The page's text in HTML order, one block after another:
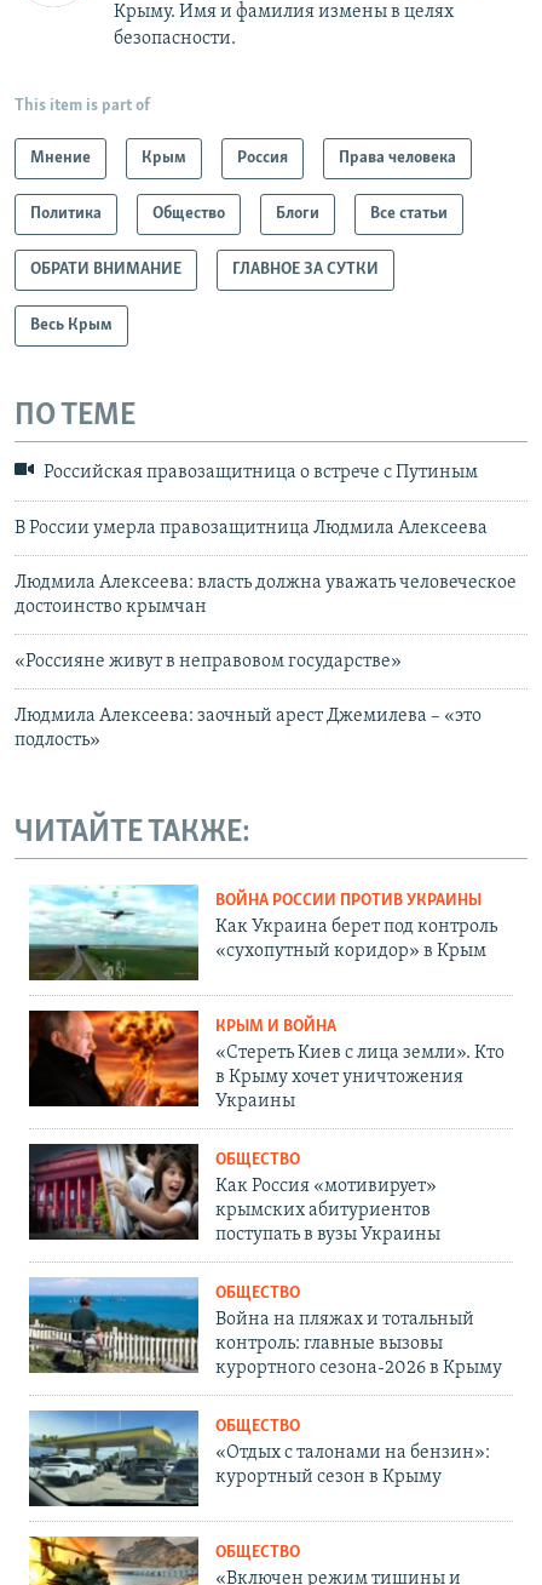
Крыму. Имя и фамилия измены в целях
безопасности.
This item is part of
Мнение Крым Россия Права человека
Политика Общество Блоги Все статьи
ОБРАТИ ВНИМАНИЕ ГЛАВНОЕ ЗА СУТКИ
Весь Крым
ПО ТЕМЕ
Российская правозащитница о встрече с Путиным
В России умерла правозащитница Людмила Алексеева
Людмила Алексеева: власть должна уважать человеческое
достоинство крымчан
«Россияне живут в неправовом государстве»
Людмила Алексеева: заочный арест Джемилева – «это
подлость»
ЧИТАЙТЕ ТАКЖЕ:
ВОЙНА РОССИИ ПРОТИВ УКРАИНЫ
Как Украина берет под контроль
«сухопутный коридор» в Крым
КРЫМ И ВОЙНА
«Стереть Киев с лица земли». Кто
в Крыму хочет уничтожения
Украины
ОБЩЕСТВО
Как Россия «мотивирует»
крымских абитуриентов
поступать в вузы Украины
ОБЩЕСТВО
Война на пляжах и тотальный
контроль: главные вызовы
курортного сезона-2026 в Крыму
ОБЩЕСТВО
«Отдых с талонами на бензин»:
курортный сезон в Крыму
ОБЩЕСТВО
«Включен режим тишины и